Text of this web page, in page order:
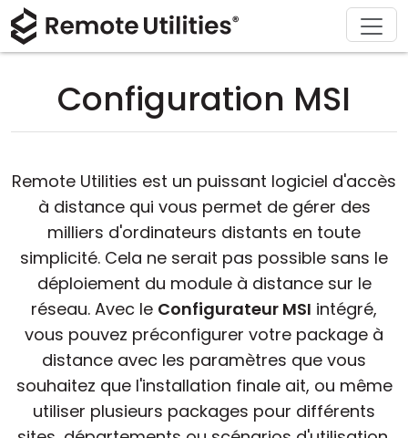
Configuration MSI
Remote Utilities est un puissant logiciel d'accès
à distance qui vous permet de gérer des
milliers d'ordinateurs distants en toute
simplicité. Cela ne serait pas possible sans le
déploiement du module à distance sur le
réseau. Avec le Configurateur MSI intégré,
vous pouvez préconfigurer votre package à
distance avec les paramètres que vous
souhaitez que l'installation finale ait, ou même
utiliser plusieurs packages pour différents
Produit
Sécurité
Notes de version
Modes de connexion
Accès non surveillé
Support d'Active Directory
Configuration MSI
Cloud et sur site
Solutions
Fabrication et vente au détail
Éducation et gouvernement
Technologie de l'information
Télécharger
macOS
iOS/Android
Acheter
Assistant de licence
Support
Documentation
À propos
Salle de presse